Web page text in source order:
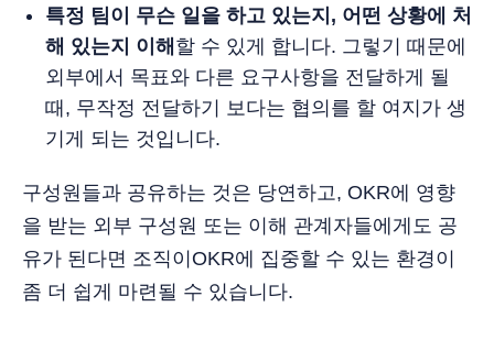
특정 팀이 무슨 일을 하고 있는지, 어떤 상황에 처
해 있는지 이해 할 수 있게 합니다. 그렇기 때문에
외부에서 목표와 다른 요구사항을 전달하게 될
때, 무작정 전달하기 보다는 협의를 할 여지가 생
기게 되는 것입니다.
구성원들과 공유하는 것은 당연하고, OKR에 영향
을 받는 외부 구성원 또는 이해 관계자들에게도 공
유가 된다면 조직이OKR에 집중할 수 있는 환경이
좀 더 쉽게 마련될 수 있습니다.